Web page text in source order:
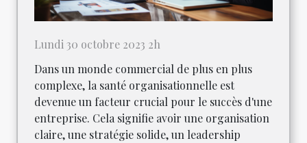
Lundi 30 octobre 2023 2h
Dans un monde commercial de plus en plus
complexe, la santé organisationnelle est
devenue un facteur crucial pour le succès d'une
entreprise. Cela signifie avoir une organisation
claire, une stratégie solide, un leadership